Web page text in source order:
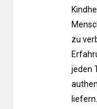
zu
jeden
liefern.